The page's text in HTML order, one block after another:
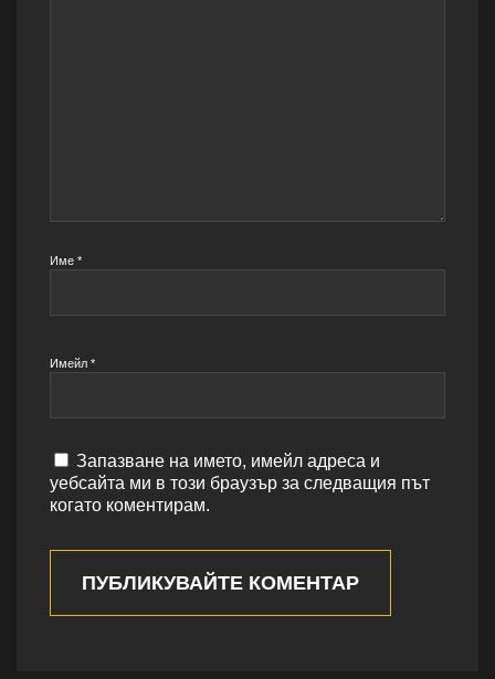
Име *
Имейл *
Запазване на името, имейл адреса и
уебсайта ми в този браузър за следващия път
когато коментирам.
ПУБЛИКУВАЙТЕ КОМЕНТАР